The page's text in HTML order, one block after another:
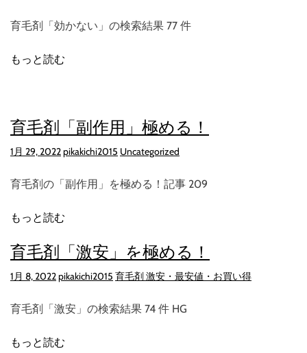
育毛剤「効かない」の検索結果 77 件
もっと読む
育毛剤「副作用」極める！
1月 29, 2022pikakichi2015 Uncategorized
育毛剤の「副作用」を極める！記事 209
もっと読む
育毛剤「激安」を極める！
1月 8, 2022pikakichi2015 育毛剤 激安・最安値・お買い得
育毛剤「激安」の検索結果 74 件 HG
もっと読む